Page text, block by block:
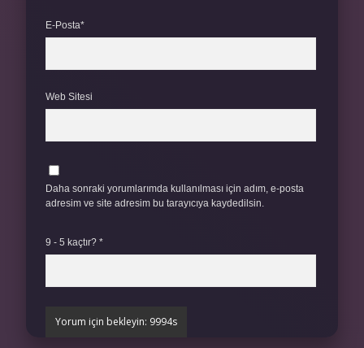
E-Posta*
Web Sitesi
Daha sonraki yorumlarımda kullanılması için adım, e-posta
adresim ve site adresim bu tarayıcıya kaydedilsin.
9 - 5 kaçtır? *